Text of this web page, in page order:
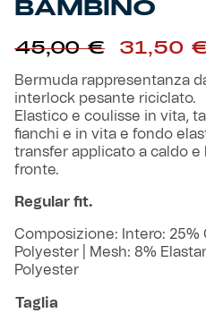
Robe di Kappa x Genoa
Vintage Collection
Red&Blue Voices
Kids
Accessori
Party
BAMBINO
45,00€
Il
prezzo
era:
45,00 €.
31,50
Bermuda rappresentanza
interlock pesante riciclato.
Elastico e coulisse in vita,
fianchi e in vita e fondo
transfer applicato a caldo e
fronte.
Regular fit.
Composizione: Intero: 25%
Polyester | Mesh: 8%
Polyester
Taglia